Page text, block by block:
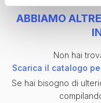
ABBIAMO
Non hai
Scarica il catalogo
Se hai bisogno di